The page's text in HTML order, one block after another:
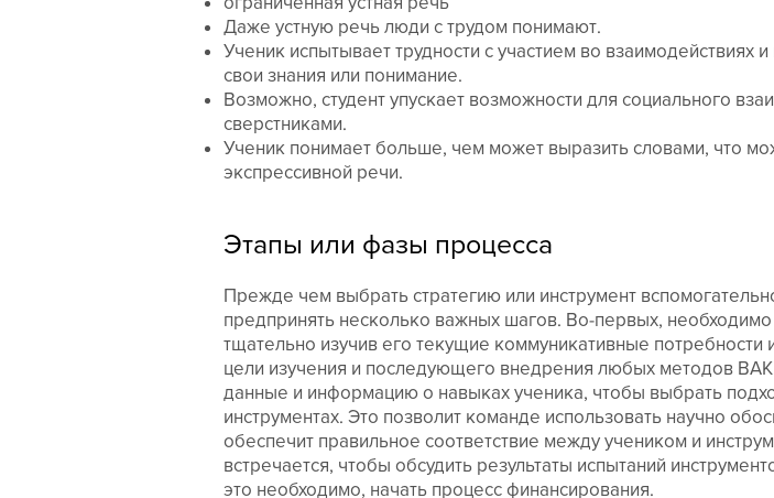
Даже устную речь люди с трудом понимают.
Ученик испытывает трудности с участием во
свои знания или понимание.
Возможно, студент упускает возможности для социального
сверстниками.
Ученик понимает больше, чем может выразить словами, что
экспрессивной речи.
Этапы или фазы процесса
Прежде чем выбрать стратегию или инструмент
предпринять несколько важных шагов. Во-первых,
тщательно изучив его текущие коммуникативные
цели изучения и последующего внедрения любых методов
данные и информацию о навыках ученика, чтобы выбрать
инструментах. Это позволит команде использовать научно
обеспечит правильное соответствие между учеником и
встречается, чтобы обсудить результаты испытаний
это необходимо, начать процесс финансирования.